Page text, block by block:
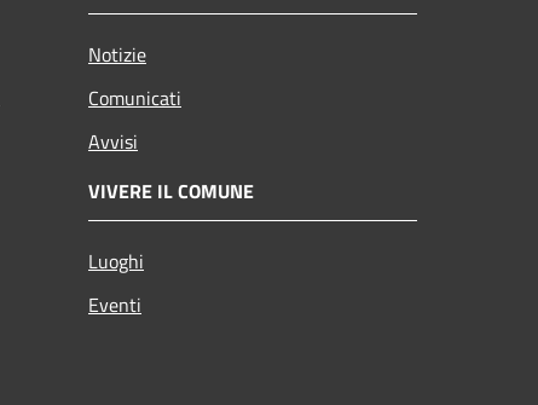
Notizie
Comunicati
Avvisi
VIVERE IL COMUNE
Luoghi
Eventi